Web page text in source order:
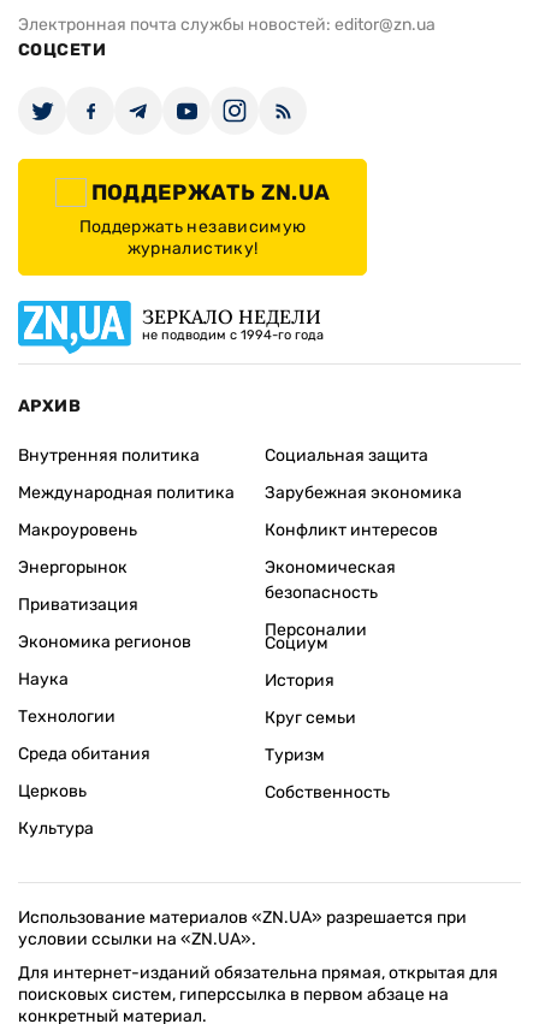
Электронная почта службы новостей: editor@zn.ua
СОЦСЕТИ
ПОДДЕРЖАТЬ ZN.UA
Поддержать независимую
журналистику!
ЗЕРКАЛО НЕДЕЛИ
не подводим с 1994-го года
АРХИВ
Внутренняя политика
Международная политика
Макроуровень
Энергорынок
Приватизация
Экономика регионов
Социальная защита
Зарубежная экономика
Конфликт интересов
Экономическая
безопасность
Персоналии
Наука
Технологии
Среда обитания
Церковь
Культура
Социум
История
Круг семьи
Туризм
Собственность
Использование материалов «ZN.UA» разрешается при
условии ссылки на «ZN.UA».
Для интернет-изданий обязательна прямая, открытая для
поисковых систем, гиперссылка в первом абзаце на
конкретный материал.